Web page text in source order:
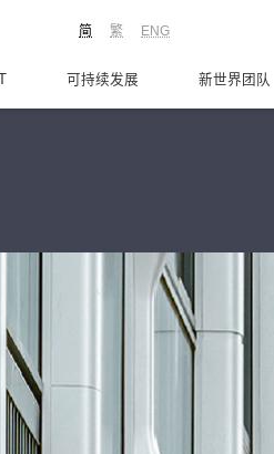
ENG
繁
简
可持续发展 新世界团队